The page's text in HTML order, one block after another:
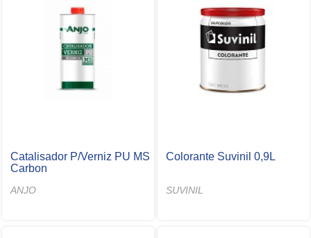
Catalisador P/Verniz PU MS
Carbon
ANJO
Colorante Suvinil 0,9L
SUVINIL